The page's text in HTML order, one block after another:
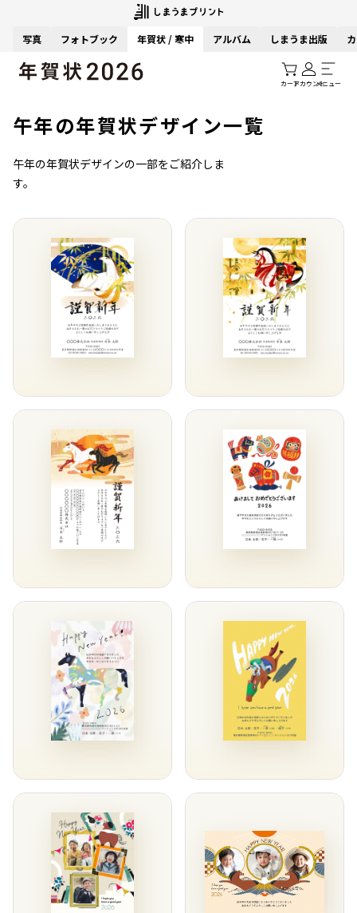
写真 フォトブック 年賀状 / 寒中 アルバム しまうま出版
カートアカウントメニュー
午年の年賀状デザイン一覧
午年の年賀状デザインの一部をご紹介しま
す。